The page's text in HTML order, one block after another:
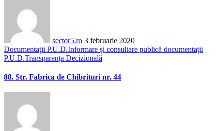
sector5.ro 3 februarie 2020
Documentații P.U.D.Informare și consultare publică documentații
P.U.D.Transparența Decizională
88. Str. Fabrica de Chibrituri nr. 44